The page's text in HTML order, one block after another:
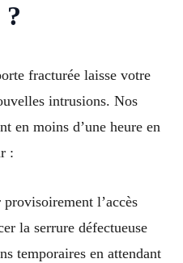
fracturée laisse votre
intrusions. Nos
en moins d’une heure en
:
l’accès
la serrure défectueuse
temporaires en attendant